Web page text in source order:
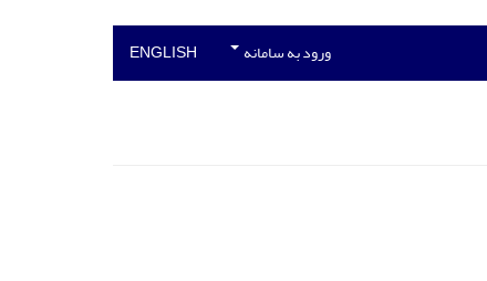
ورود به سامانه ENGLISH